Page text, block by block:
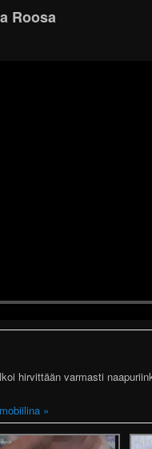
Roosa
hirvittään varmasti
»